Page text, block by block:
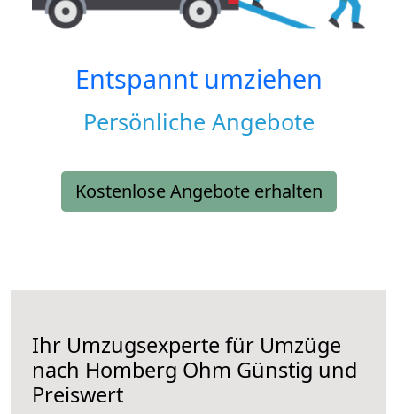
Entspannt umziehen
Persönliche Angebote
Kostenlose Angebote erhalten
Ihr Umzugsexperte für Umzüge
nach Homberg Ohm Günstig und
Preiswert